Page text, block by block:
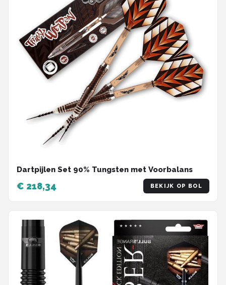
Dartpijlen Set 90% Tungsten met Voorbalans
€ 218,34 BEKIJK OP BOL